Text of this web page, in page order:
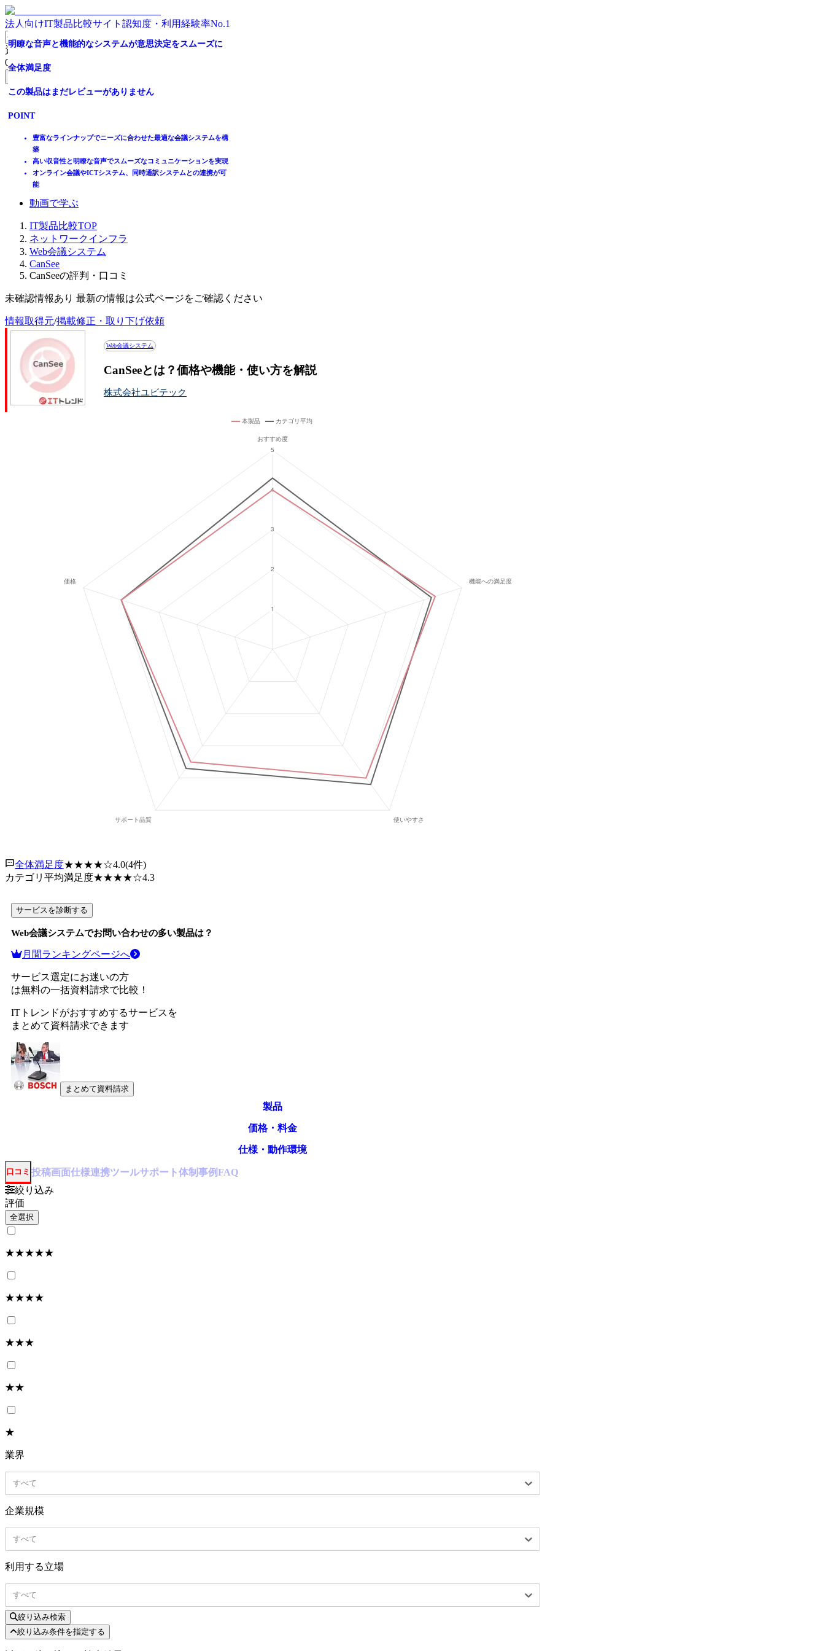
法人向けIT製品比較サイト 認知度・利用経験率No.1
資料請求リスト
0 件
製品を探す
記事を読む
はじめての方へ
掲載について
ITトレンドへの掲載
動画で学ぶ
IT製品比較TOP
ネットワークインフラ
Web会議システム
CanSee
CanSeeの評判・口コミ
未確認情報あり 最新の情報は公式ページをご確認ください
情報取得元/掲載修正・取り下げ依頼
Web会議システム
CanSeeとは？価格や機能・使い方を解説
株式会社ユビテック
全体満足度★★★★☆4.0(4件)
カテゴリ平均満足度★★★★☆4.3
サービスを診断する
Web会議システムでお問い合わせの多い製品は？
月間ランキングページへ
サービス選定にお迷いの方
は無料の一括資料請求で比較！
ITトレンドがおすすめするサービスを
まとめて資料請求できます
まとめて資料請求
製品
価格・料金
仕様・動作環境
口コミ 投稿画面仕様連携ツールサポート体制 事例FAQ
絞り込み
評価
全選択
★★★★★
★★★★
★★★
★★
★
業界
すべて
企業規模
すべて
利用する立場
すべて
絞り込み検索
絞り込み条件を指定する
明瞭な音声と機能的なシステムが意思決定をスムーズに
全体満足度
この製品はまだレビューがありません
POINT
豊富なラインナップでニーズに合わせた最適な会議システムを構
築
高い収音性と明瞭な音声でスムーズなコミュニケーションを実現
オンライン会議やICTシステム、同時通訳システムとの連携が可
能